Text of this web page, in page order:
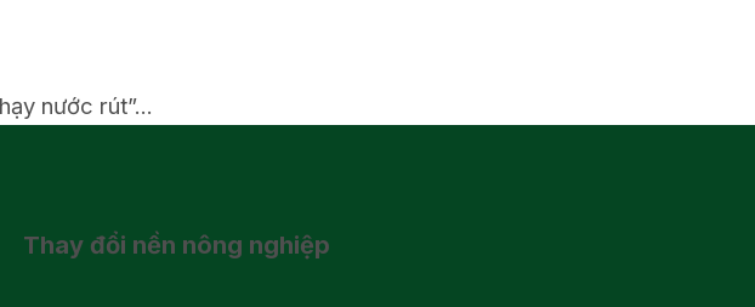
nước rút”...
Thay đổi nền nông nghiệp